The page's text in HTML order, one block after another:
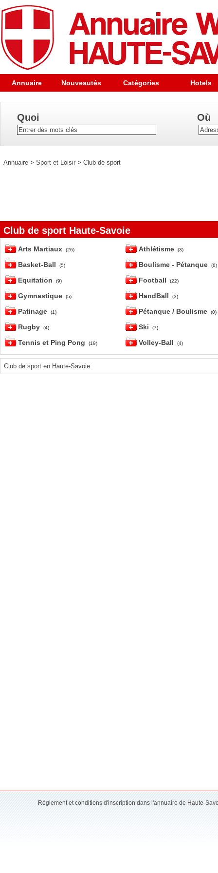
Annuaire Nouveautés Catégories Hotels
Quoi Où
Annuaire > Sport et Loisir > Club de sport
Club de sport Haute-Savoie
Arts Martiaux (26)
Basket-Ball (5)
Equitation (9)
Gymnastique (5)
Patinage (1)
Rugby (4)
Tennis et Ping Pong (19)
Athlétisme (3)
Boulisme - Pétanque (6)
Football (22)
HandBall (3)
Pétanque / Boulisme (0)
Ski (7)
Volley-Ball (4)
Club de sport en Haute-Savoie
Réglement et conditions d'inscription dans l'annuaire de Haute-